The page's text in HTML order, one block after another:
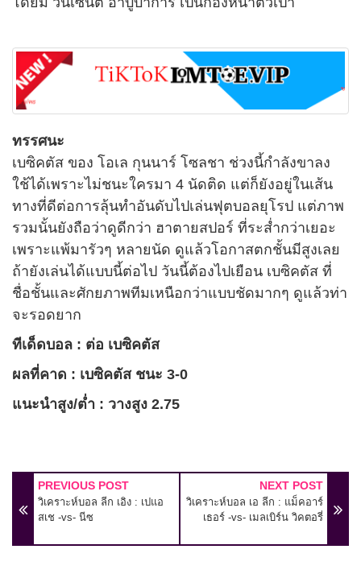
ทรรศนะ
เบซิคตัส ของ โอเล กุนนาร์ โซลชา ช่วงนี้กำลังขาลง
ใช้ได้เพราะไม่ชนะใครมา 4 นัดติด แต่ก็ยังอยู่ในเส้น
ทางที่ดีต่อการลุ้นทำอันดับไปเล่นฟุตบอลยุโรป แต่ภาพ
รวมนั้นยังถือว่าดูดีกว่า ฮาตายสปอร์ ที่ระส่ำกว่าเยอะ
เพราะแพ้มารัวๆ หลายนัด ดูแล้วโอกาสตกชั้นมีสูงเลย
ถ้ายังเล่นได้แบบนี้ต่อไป วันนี้ต้องไปเยือน เบซิคตัส ที่
ชื่อชั้นและศักยภาพทีมเหนือกว่าแบบชัดมากๆ ดูแล้วท่า
จะรอดยาก
ทีเด็ดบอล : ต่อ เบซิคตัส
ผลที่คาด : เบซิคตัส ชนะ 3-0
แนะนำสูง/ต่ำ : วางสูง 2.75
PREVIOUS POST
วิเคราะห์บอล ลีก เอิง : เปแอ
สเช -vs- นีซ
NEXT POST
วิเคราะห์บอล เอ ลีก : แม็คอาร์
เธอร์ -vs- เมลเบิร์น วิคตอรี่